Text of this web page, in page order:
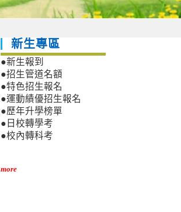
新生專區
●新生報到
●招生管道名額
●特色招生報名
●運動績優招生報名
●歷年升學榜單
●日校轉學考
●校內轉科考
more